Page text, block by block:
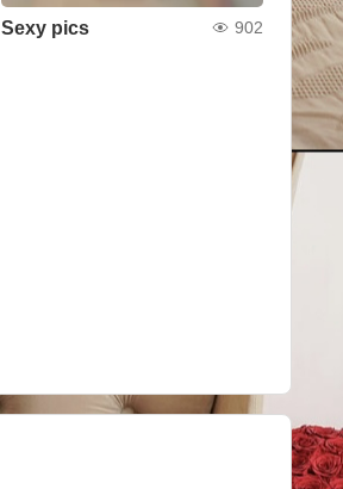
Sexy pics 902